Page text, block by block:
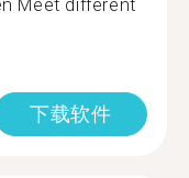
Meet different
下载软件